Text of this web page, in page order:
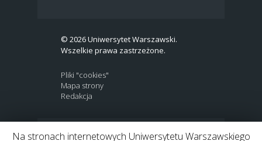
© 2026 Uniwersytet Warszawski.
Wszelkie prawa zastrzeżone.
Pliki "cookies"
Mapa strony
Redakcja
Na stronach internetowych Uniwersytetu Warszawskiego